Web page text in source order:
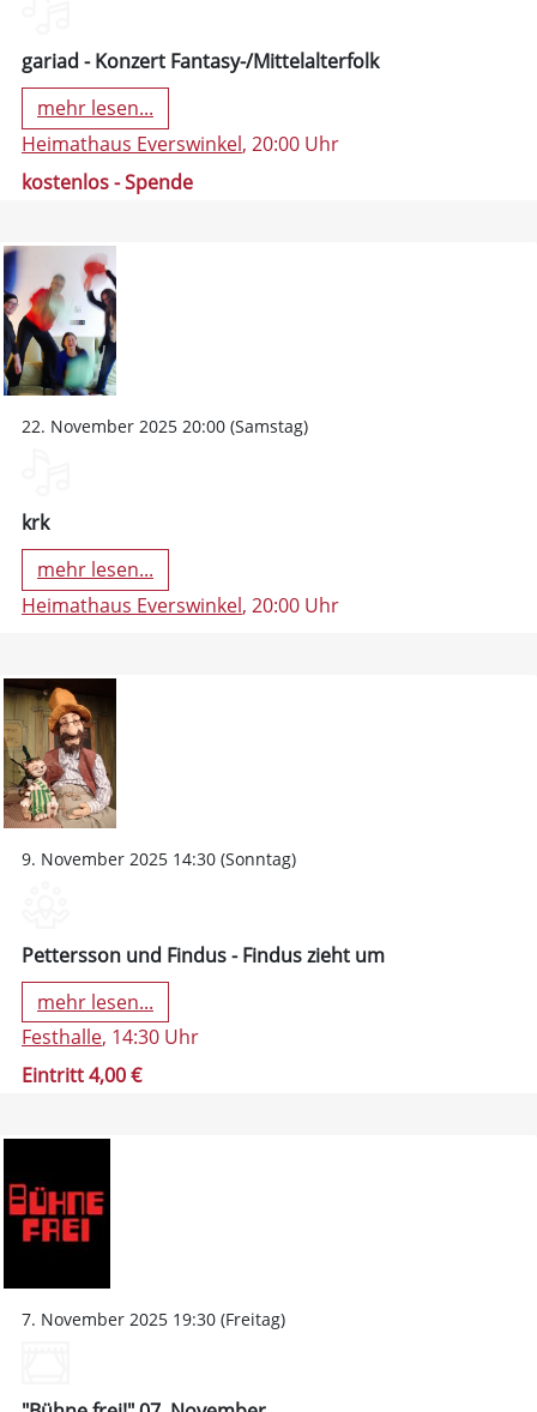
gariad - Konzert Fantasy-/Mittelalterfolk
mehr lesen...
Heimathaus Everswinkel, 20:00 Uhr
kostenlos - Spende
22. November 2025 20:00 (Samstag)
krk
mehr lesen...
Heimathaus Everswinkel, 20:00 Uhr
9. November 2025 14:30 (Sonntag)
Pettersson und Findus - Findus zieht um
mehr lesen...
Festhalle, 14:30 Uhr
Eintritt 4,00 €
7. November 2025 19:30 (Freitag)